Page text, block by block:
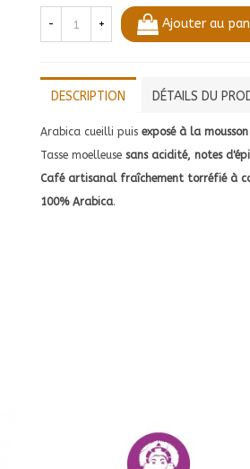
- + Ajouter au
DESCRIPTION DÉTAILS DU
Arabica cueilli puis exposé à la mousson
Tasse moelleuse sans acidité, notes
Café artisanal fraîchement torréfié à
100% Arabica.